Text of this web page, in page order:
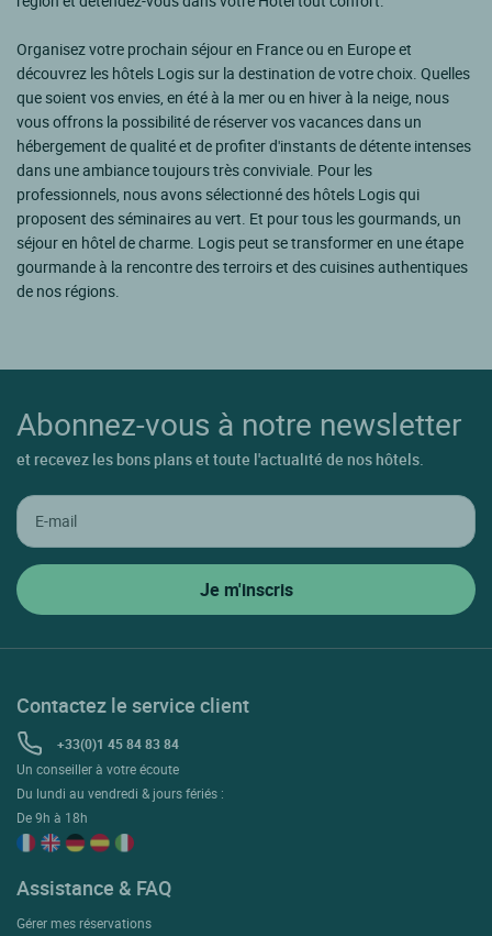
Organisez votre prochain séjour en France ou en Europe et
découvrez les hôtels Logis sur la destination de votre choix. Quelles
que soient vos envies, en été à la mer ou en hiver à la neige, nous
vous offrons la possibilité de réserver vos vacances dans un
hébergement de qualité et de profiter d'instants de détente intenses
dans une ambiance toujours très conviviale. Pour les
professionnels, nous avons sélectionné des hôtels Logis qui
proposent des séminaires au vert. Et pour tous les gourmands, un
séjour en hôtel de charme. Logis peut se transformer en une étape
gourmande à la rencontre des terroirs et des cuisines authentiques
de nos régions.
Abonnez-vous à notre newsletter
et recevez les bons plans et toute l'actualité de nos hôtels.
Contactez le service client
+33(0)1 45 84 83 84
Un conseiller à votre écoute
Du lundi au vendredi & jours fériés :
De 9h à 18h
Assistance & FAQ
Gérer mes réservations